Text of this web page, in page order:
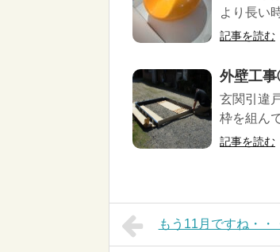
より長い
記事を読む
外壁工
玄関引違
枠を組ん
記事を読む
もう11月ですね・・